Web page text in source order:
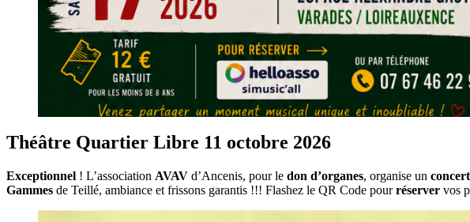
Théâtre Quartier Libre 11 octobre 2026
Exceptionnel ! L’association AVAV d’Ancenis, pour le don d’organes, organise un concert
Gammes de Teillé, ambiance et frissons garantis !!! Flashez le QR Code pourréserver vos